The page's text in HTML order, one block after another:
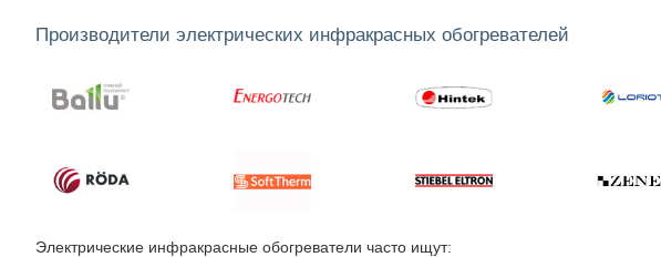
Производители электрических инфракрасных обогревателей
Электрические инфракрасные обогреватели часто ищут: